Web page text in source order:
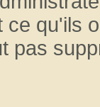
qu'ils
pas